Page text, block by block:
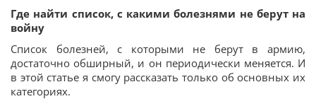
Где найти список, с какими болезнями не берут на
войну
Список болезней, с которыми не берут в армию,
достаточно обширный, и он периодически меняется. И
в этой статье я смогу рассказать только об основных их
категориях.